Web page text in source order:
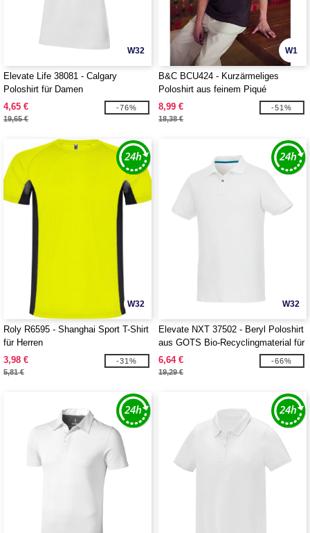
W32
Elevate Life 38081 - Calgary
Poloshirt für Damen
4,65 €
19,65 €
-76%
W1
B&C BCU424 - Kurzärmeliges
Poloshirt aus feinem Piqué
8,99 €
18,38 €
-51%
W32
Roly R6595 - Shanghai Sport T-Shirt
für Herren
3,98 €
5,81 €
-31%
W32
Elevate NXT 37502 - Beryl Poloshirt
aus GOTS Bio-Recyclingmaterial für
Herren
6,64 €
19,29 €
-66%